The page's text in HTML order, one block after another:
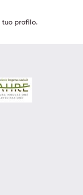
tuo profilo.